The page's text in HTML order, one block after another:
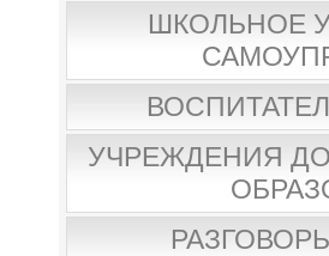
ШКОЛЬНОЕ
УЧРЕЖДЕНИЯ